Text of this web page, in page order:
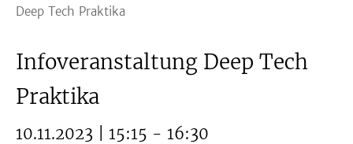
Deep Tech Praktika
Infoveranstaltung Deep Tech
Praktika
10.11.2023 | 15:15 - 16:30